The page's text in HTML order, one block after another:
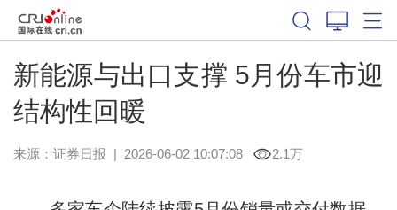
新能源与出口支撑 5月份车市迎
结构性回暖
来源： 证券日报 | 2026-06-02 10:07:08 2.1万